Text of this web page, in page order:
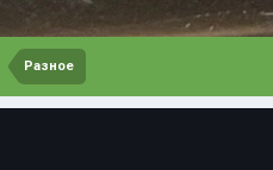
Разное